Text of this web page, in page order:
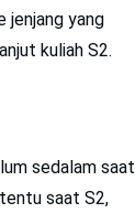
jenjang yang
kuliah S2.
sedalam saat
saat S2,